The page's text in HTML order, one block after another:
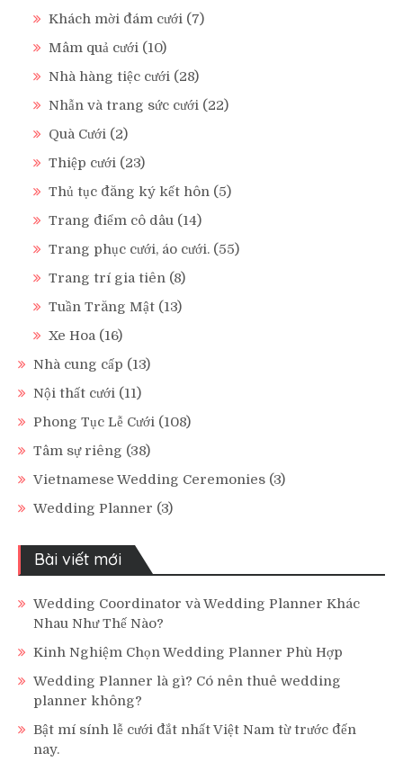
Khách mời đám cưới (7)
Mâm quả cưới (10)
Nhà hàng tiệc cưới (28)
Nhẫn và trang sức cưới (22)
Quà Cưới (2)
Thiệp cưới (23)
Thủ tục đăng ký kết hôn (5)
Trang điểm cô dâu (14)
Trang phục cưới, áo cưới. (55)
Trang trí gia tiên (8)
Tuần Trăng Mật (13)
Xe Hoa (16)
Nhà cung cấp (13)
Nội thất cưới (11)
Phong Tục Lễ Cưới (108)
Tâm sự riêng (38)
Vietnamese Wedding Ceremonies (3)
Wedding Planner (3)
Bài viết mới
Wedding Coordinator và Wedding Planner Khác
Nhau Như Thế Nào?
Kinh Nghiệm Chọn Wedding Planner Phù Hợp
Wedding Planner là gì? Có nên thuê wedding
planner không?
Bật mí sính lễ cưới đắt nhất Việt Nam từ trước đến
nay.